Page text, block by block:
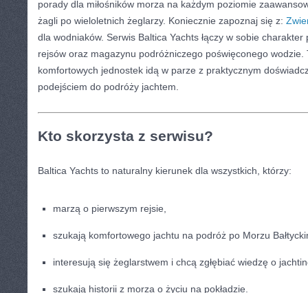
porady dla miłośników morza na każdym poziomie
żagli po wieloletnich żeglarzy. Koniecznie zapoznaj się z:
dla wodniaków. Serwis Baltica Yachts łączy w sobie
rejsów oraz magazynu podróżniczego poświęconego wodzie.
komfortowych jednostek idą w parze z praktycznym
podejściem do podróży jachtem.
Kto skorzysta z serwisu?
Baltica Yachts to naturalny kierunek dla wszystkich, którzy:
marzą o pierwszym rejsie,
szukają komfortowego jachtu na podróż po Morzu
interesują się żeglarstwem i chcą zgłębiać wiedzę o
szukają historii z morza o życiu na pokładzie.